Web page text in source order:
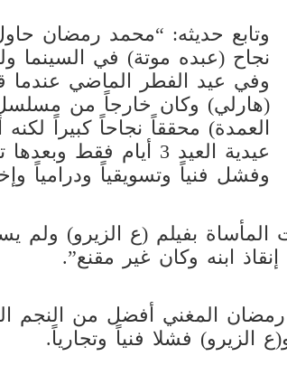
وتابع حديثه: “محمد رمضان
نجاح (عبده موتة) في السينما
وفي عيد الفطر الماضي عندما
(هارلي) وكان خارجاً من
العمدة) محققاً نجاحاً كبيراً لكنه
عيدية العيد 3 أيام فقط
وفشل فنياً وتسويقياً ودرامياً
بفيلم (ع الزيرو) ولم
ابنه وكان غير مقنع”.
المغني أفضل من النجم
الزيرو) فشلا فنياً وتجارياً.